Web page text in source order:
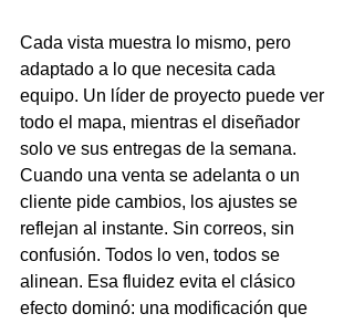
Cada vista muestra lo mismo, pero
adaptado a lo que necesita cada
equipo. Un líder de proyecto puede ver
todo el mapa, mientras el diseñador
solo ve sus entregas de la semana.
Cuando una venta se adelanta o un
cliente pide cambios, los ajustes se
reflejan al instante. Sin correos, sin
confusión. Todos lo ven, todos se
alinean. Esa fluidez evita el clásico
efecto dominó: una modificación que